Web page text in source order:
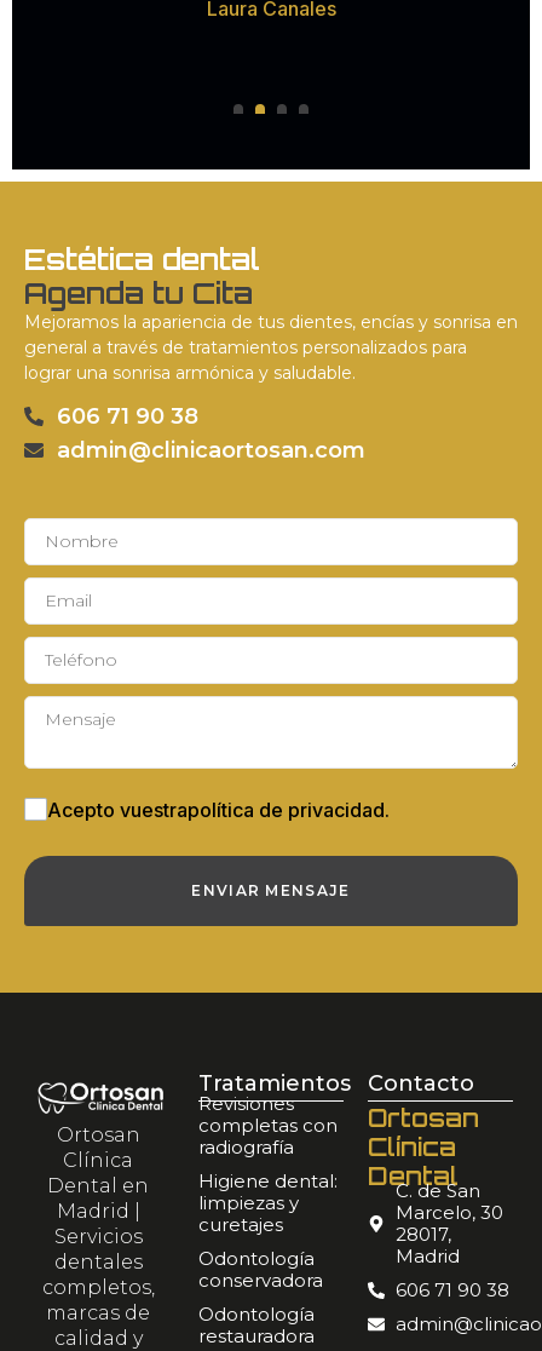
Estética dental
Agenda tu Cita
Mejoramos la apariencia de tus dientes, encías y sonrisa en
general a través de tratamientos personalizados para
lograr una sonrisa armónica y saludable.
606 71 90 38
admin@clinicaortosan.com
Correo
electrónico
Acepto vuestrapolítica de privacidad.
ENVIAR MENSAJE
Ortosan
Clínica
Dental en
Madrid |
Servicios
dentales
completos,
marcas de
calidad y
Tratamientos
Revisiones
completas con
radiografía
Higiene dental:
limpiezas y
curetajes
Odontología
conservadora
Odontología
restauradora
Contacto
Ortosan
Clínica
Dental
C. de San
Marcelo, 30
28017,
Madrid
606 71 90 38